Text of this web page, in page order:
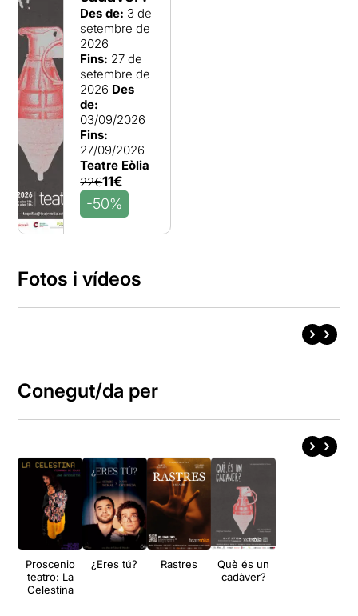
Des de: 3 de
setembre de
2026
Fins: 27 de
setembre de
2026 Des
de:
03/09/2026
Fins:
27/09/2026
Teatre Eòlia
22€11€
-50%
Fotos i vídeos
Conegut/da per
Proscenio
teatro: La
Celestina
¿Eres tú? Rastres
Què és un
cadàver?